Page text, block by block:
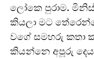
ලෝකෙ පුරාම.
කියලා මට
වගේ සමහරු කතා
කියන්නෙ අපූරු